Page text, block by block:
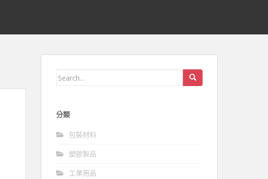
Search
分類
包裝材料
塑膠製品
工業用品